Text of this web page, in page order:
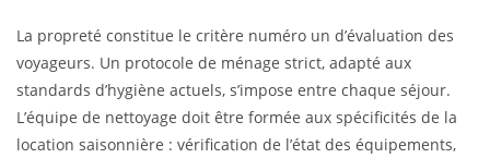
La propreté constitue le critère numéro un d’évaluation des
voyageurs. Un protocole de ménage strict, adapté aux
standards d’hygiène actuels, s’impose entre chaque séjour.
L’équipe de nettoyage doit être formée aux spécificités de la
location saisonnière : vérification de l’état des équipements,